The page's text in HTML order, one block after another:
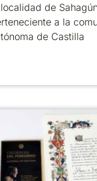
de
a la
de Castilla